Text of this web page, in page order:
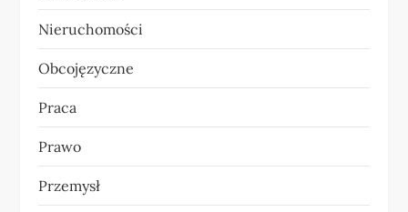
Nieruchomości
Obcojęzyczne
Praca
Prawo
Przemysł